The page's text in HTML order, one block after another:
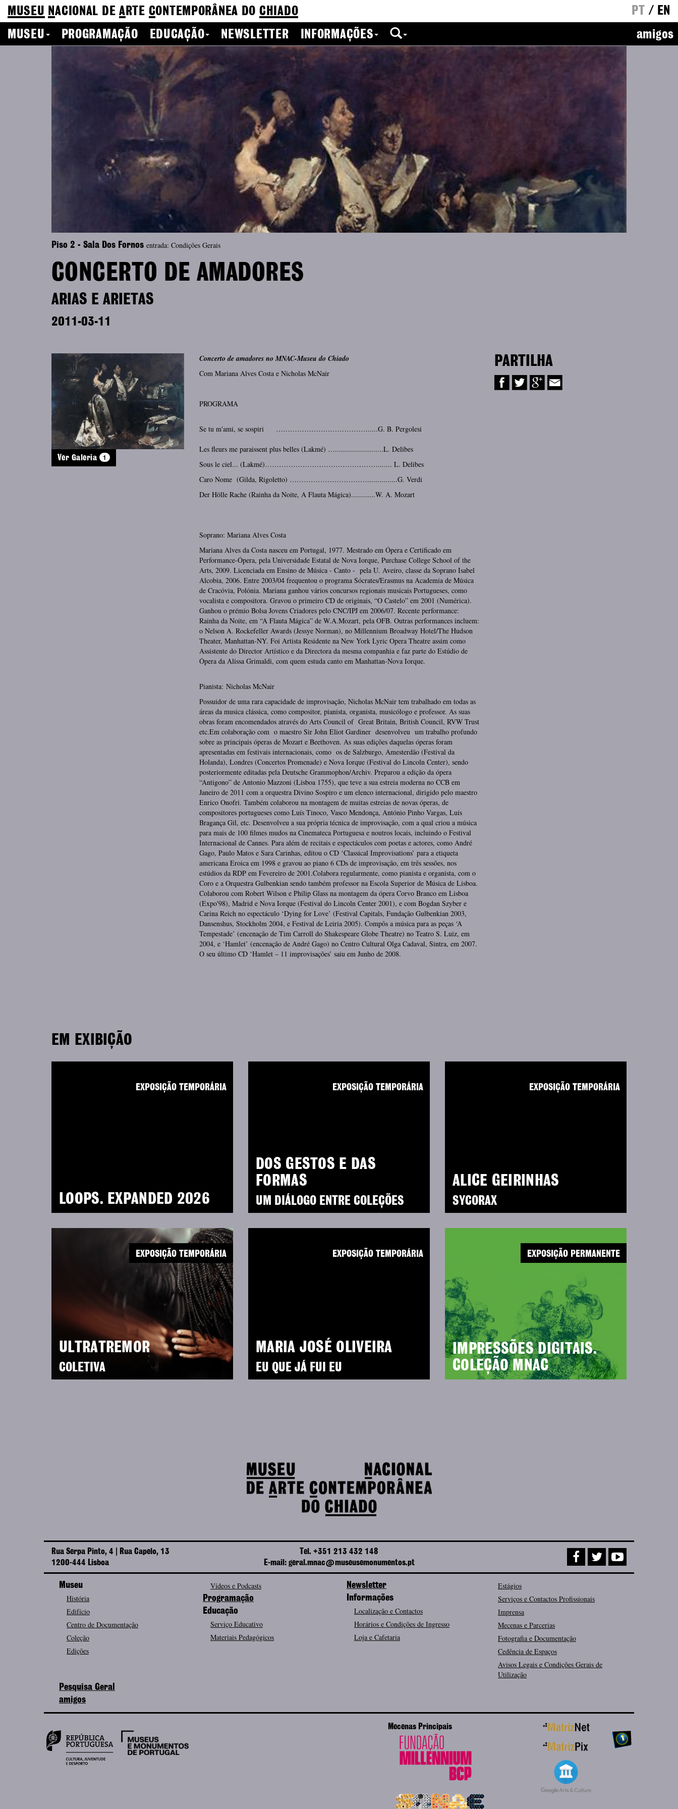
MUSEU NACIONAL DEA RTE CONTEMPORÂNEA DO CHIADO PT / EN
MUSEU
PROGRAMAÇÃO EDUCAÇÃO NEWSLETTER INFORMAÇÕES amigos
Piso 2 - Sala Dos Fornos entrada: Condições Gerais
CONCERTO DE AMADORES
ARIAS E ARIETAS
2011-03-11
Ver Galeria 1
Concerto de amadores no MNAC-Museu do Chiado
Com Mariana Alves Costa e Nicholas McNair
PROGRAMA
Se tu m'ami, se sospiri ………………………………….....G. B. Pergolesi
Les fleurs me paraissent plus belles (Lakmé) …........................L. Delibes
Sous le ciel... (Lakmé)…………………………………………....... L. Delibes
Caro Nome (Gilda, Rigoletto) ……………………………...............G. Verdi
Der Hölle Rache (Rainha da Noite, A Flauta Mágica)............W. A. Mozart
Soprano: Mariana Alves Costa
Mariana Alves da Costa nasceu em Portugal, 1977. Mestrado em Ópera e Certificado em
Performance-Ópera, pela Universidade Estatal de Nova Iorque, Purchase College School of the
Arts, 2009. Licenciada em Ensino de Música - Canto - pela U. Aveiro, classe da Soprano Isabel
Alcobia, 2006. Entre 2003/04 frequentou o programa Sócrates/Erasmus na Academia de Música
de Cracóvia, Polónia. Mariana ganhou vários concursos regionais musicais Portugueses, como
vocalista e compositora. Gravou o primeiro CD de originais, “O Castelo” em 2001 (Numérica).
Ganhou o prémio Bolsa Jovens Criadores pelo CNC/IPJ em 2006/07. Recente performance:
Rainha da Noite, em “A Flauta Mágica” de W.A.Mozart, pela OFB. Outras performances incluem:
o Nelson A. Rockefeller Awards (Jessye Norman), no Millennium Broadway Hotel/The Hudson
Theater, Manhattan-NY. Foi Artista Residente na New York Lyric Opera Theatre assim como
Assistente do Director Artístico e da Directora da mesma companhia e faz parte do Estúdio de
Ópera da Alissa Grimaldi, com quem estuda canto em Manhattan-Nova Iorque.
Pianista: Nicholas McNair
Possuidor de uma rara capacidade de improvisação, Nicholas McNair tem trabalhado em todas as
áreas da musica clássica, como compositor, pianista, organista, musicólogo e professor. As suas
obras foram encomendados através do Arts Council of Great Britain, British Council, RVW Trust
etc.Em colaboração com o maestro Sir John Eliot Gardiner desenvolveu um trabalho profundo
sobre as principais óperas de Mozart e Beethoven. As suas edições daquelas óperas foram
apresentadas em festivais internacionais, como os de Salzburgo, Amesterdão (Festival da
Holanda), Londres (Concertos Promenade) e Nova Iorque (Festival do Lincoln Center), sendo
posteriormente editadas pela Deutsche Grammophon/Archiv. Preparou a edição da ópera
“Antigono” de Antonio Mazzoni (Lisboa 1755), que teve a sua estreia moderna no CCB em
Janeiro de 2011 com a orquestra Divino Sospiro e um elenco internacional, dirigido pelo maestro
Enrico Onofri. Também colaborou na montagem de muitas estreias de novas óperas, de
compositores portugueses como Luís Tinoco, Vasco Mendonça, António Pinho Vargas, Luís
Bragança Gil, etc. Desenvolveu a sua própria técnica de improvisação, com a qual criou a música
para mais de 100 filmes mudos na Cinemateca Portuguesa e noutros locais, incluindo o Festival
Internacional de Cannes. Para além de recitais e espectáculos com poetas e actores, como André
Gago, Paulo Matos e Sara Carinhas, editou o CD ‘Classical Improvisations’ para a etiqueta
americana Eroica em 1998 e gravou ao piano 6 CDs de improvisação, em três sessões, nos
estúdios da RDP em Fevereiro de 2001.Colabora regularmente, como pianista e organista, com o
Coro e a Orquestra Gulbenkian sendo também professor na Escola Superior de Música de Lisboa.
Colaborou com Robert Wilson e Philip Glass na montagem da ópera Corvo Branco em Lisboa
(Expo'98), Madrid e Nova Iorque (Festival do Lincoln Center 2001), e com Bogdan Szyber e
Carina Reich no espectáculo ‘Dying for Love’ (Festival Capitals, Fundação Gulbenkian 2003,
Dansenshus, Stockholm 2004, e Festival de Leiria 2005). Compôs a música para as peças ‘A
Tempestade’ (encenação de Tim Carroll do Shakespeare Globe Theatre) no Teatro S. Luiz, em
2004, e ‘Hamlet’ (encenação de André Gago) no Centro Cultural Olga Cadaval, Sintra, em 2007.
O seu último CD ‘Hamlet – 11 improvisações’ saiu em Junho de 2008.
PARTILHA
EM EXIBIÇÃO
LOOPS. EXPANDED 2026
EXPOSIÇÃO TEMPORÁRIA
DOS GESTOS E DAS
FORMAS
UM DIÁLOGO ENTRE COLEÇÕES
EXPOSIÇÃO TEMPORÁRIA
ALICE GEIRINHAS
SYCORAX
EXPOSIÇÃO TEMPORÁRIA
ULTRATREMOR
COLETIVA
EXPOSIÇÃO TEMPORÁRIA
MARIA JOSÉ OLIVEIRA
EU QUE JÁ FUI EU
EXPOSIÇÃO TEMPORÁRIA
IMPRESSÕES DIGITAIS.
COLEÇÃO MNAC
EXPOSIÇÃO PERMANENTE
Rua Serpa Pinto, 4 | Rua Capelo, 13
1200-444 Lisboa
Tel. +351 213 432 148
E-mail: geral.mnac@museusemonumentos.pt
Museu
História
Edifício
Centro de Documentação
Coleção
Edições
Vídeos e Podcasts
Programação
Educação
Serviço Educativo
Materiais Pedagógicos
Newsletter
Informações
Localização e Contactos
Horários e Condições de Ingresso
Loja e Cafetaria
Estágios
Serviços e Contactos Profissionais
Imprensa
Mecenas e Parcerias
Fotografia e Documentação
Cedência de Espaços
Avisos Legais e Condições Gerais de
Utilização
Pesquisa Geral
amigos
Mecenas Principais